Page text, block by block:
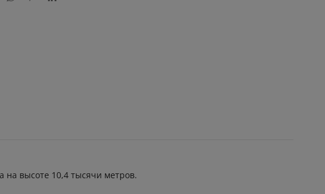
на высоте 10,4 тысячи метров.